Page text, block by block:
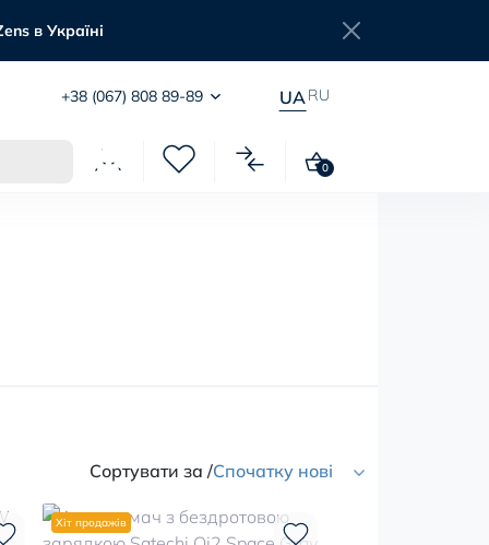
в Україні
+38 (067) 808 89-89 UA RU
0
Сортувати за /Спочатку нові
Хіт продажів